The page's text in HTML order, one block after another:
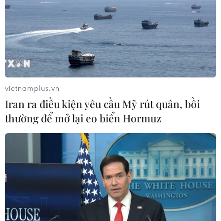
Mũi Nghê
Ngành nào dẫn đầu số điểm của
Trường Đại học Khoa học Tự nhiên,
Đại học Quốc gia Hà Nội năm 2026?
09/08/2026 08:52
Phát huy vai trò "đại sứ văn hóa, đất
nước và con người Việt Nam" của
09/08/2026 08:52
Hà Nội đề xuất gia hạn 6 tháng đối
với 6 dự án đầu tư quy mô lớn
vietnamplus.vn
Iran ra điều kiện yêu cầu Mỹ rút quân, bồi
thường để mở lại eo biển Hormuz